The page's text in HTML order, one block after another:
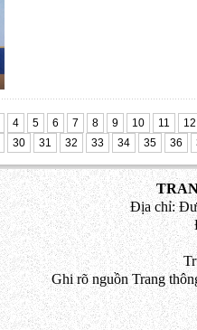
4 5 6 7 8 9 10 11 12
30 31 32 33 34 35 36
Địa chỉ:
Ghi rõ nguồn Trang